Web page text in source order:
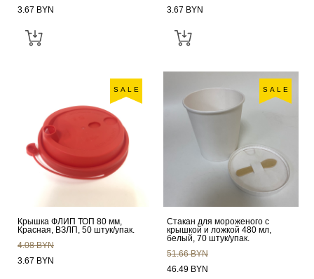
3.67 BYN
3.67 BYN
SALE
Крышка ФЛИП ТОП 80 мм,
Красная, ВЗЛП, 50 штук/упак.
4.08 BYN
3.67 BYN
SALE
Стакан для мороженого с
крышкой и ложкой 480 мл,
белый, 70 штук/упак.
51.66 BYN
46.49 BYN